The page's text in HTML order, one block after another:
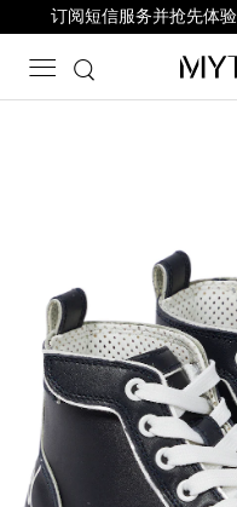
订阅短信服务并抢先体